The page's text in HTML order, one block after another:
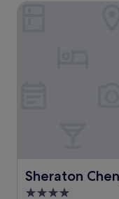
Sheraton
Sheraton
4.0-